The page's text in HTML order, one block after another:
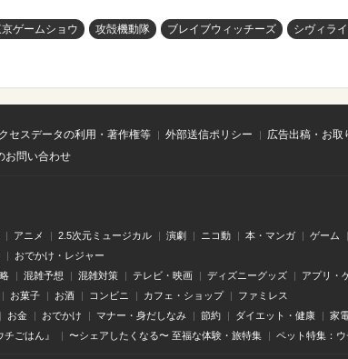
ゲームショウ 攻殻機動隊 ブレイブウィッチーズ シヴィラ
セスデータの利用・著作権等 外部送信ポリシー
広告出稿・お取
お問い合わせ
アニメ 2.5次元ミュージカル 演劇 ニコ動 本・マンガ ゲーム
おでかけ・レジャー
混雑予想 混雑対策 テレビ・映画 ディズニーグッズ アプリ・
お菓子 お酒 コンビニ カフェ・ショップ ファミレス
お金 おでかけ マナー・身だしなみ 節約 ダイエット・健康 家
ごはん』 〜シェアしたくなる〜 至福な体験・旅特集 ペット特集：ウ